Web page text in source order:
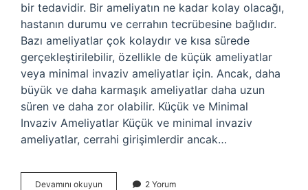
bir tedavidir. Bir ameliyatın ne kadar kolay olacağı,
hastanın durumu ve cerrahın tecrübesine bağlıdır.
Bazı ameliyatlar çok kolaydır ve kısa sürede
gerçekleştirilebilir, özellikle de küçük ameliyatlar
veya minimal invaziv ameliyatlar için. Ancak, daha
büyük ve daha karmaşık ameliyatlar daha uzun
süren ve daha zor olabilir. Küçük ve Minimal
Invaziv Ameliyatlar Küçük ve minimal invaziv
ameliyatlar, cerrahi girişimlerdir ancak…
Devamını okuyun 2 Yorum